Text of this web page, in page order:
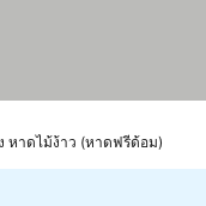
หาดไม้ง้าว (หาดฟรีด้อม)